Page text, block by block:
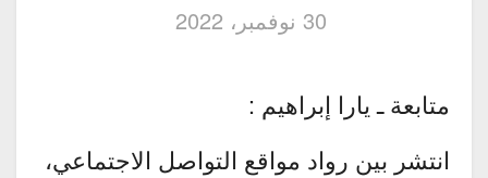
30 نوفمبر، 2022
متابعة ـ يارا إبراهيم :
انتشر بين رواد مواقع التواصل الاجتماعي،